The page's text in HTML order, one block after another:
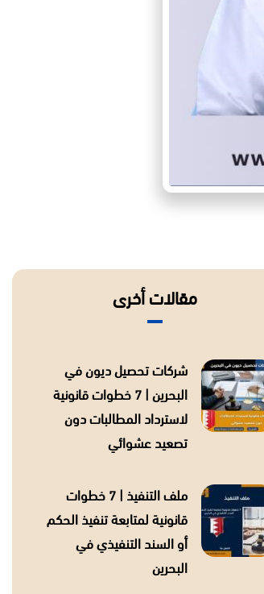
مقالات أخرى
شركات تحصيل ديون في
البحرين | 7 خطوات قانونية
لاسترداد المطالبات دون
تصعيد عشوائي
ملف التنفيذ | 7 خطوات
قانونية لمتابعة تنفيذ الحكم
أو السند التنفيذي في
البحرين